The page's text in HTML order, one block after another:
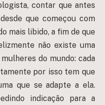
contar que antes
que começou com
mais libido, a fim de que
não existe uma
do mundo: cada
por isso tem que
que se adapte a ela.
indicação para a